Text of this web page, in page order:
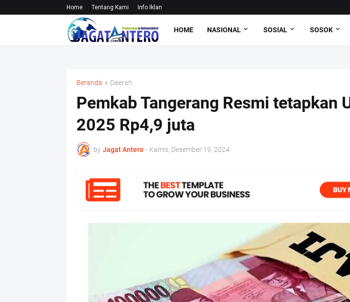
Home Tentang Kami Info Iklan
HOME NASIONAL SOSIAL SOSOK
Beranda Daerah
Pemkab Tangerang Resmi tetapkan
2025 Rp4,9 juta
by Jagat Antero - Kamis, Desember 19, 2024